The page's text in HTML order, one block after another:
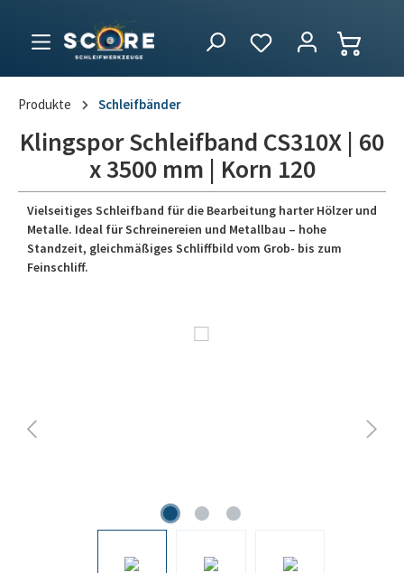
Produkte Schleifbänder
Klingspor Schleifband CS310X | 60
x 3500 mm | Korn 120
Vielseitiges Schleifband für die Bearbeitung harter Hölzer und
Metalle. Ideal für Schreinereien und Metallbau – hohe
Standzeit, gleichmäßiges Schliffbild vom Grob- bis zum
Feinschliff.